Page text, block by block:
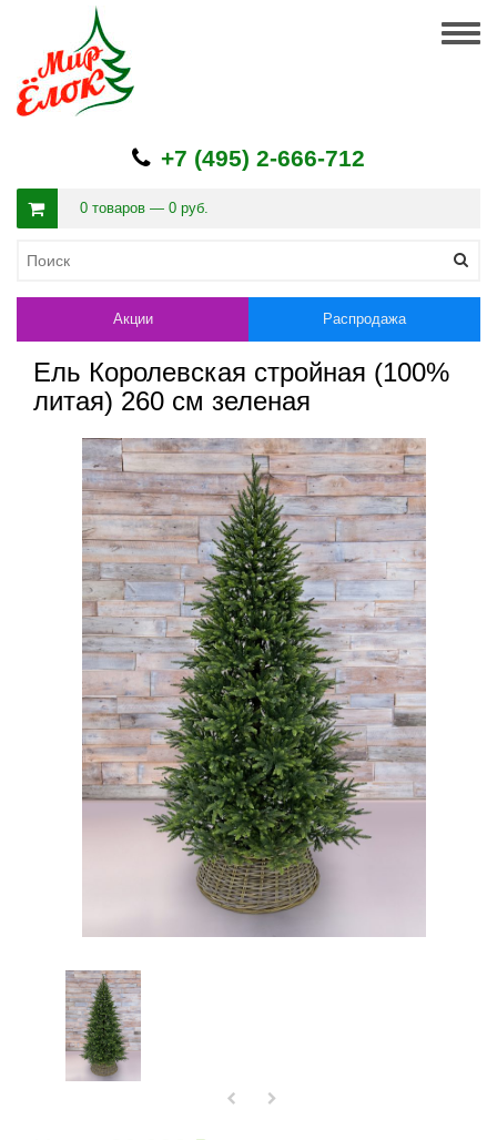
+7 (495) 2-666-712
0 товаров — 0 руб.
Акции Распродажа
Ель Королевская стройная (100%
литая) 260 см зеленая